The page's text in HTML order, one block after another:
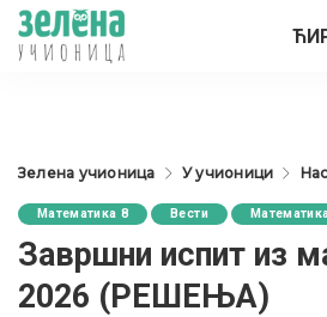
Зелена учионица У учионици
Математика 8 Вести
Завршни испит из
2026 (РЕШЕЊА)